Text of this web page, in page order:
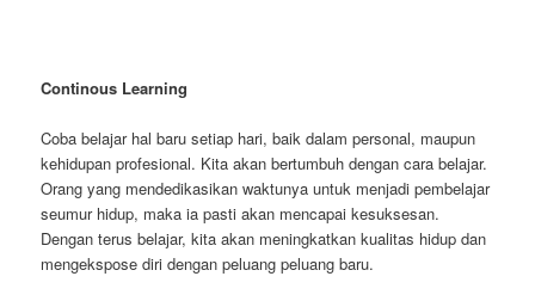
Continous Learning
Coba belajar hal baru setiap hari, baik dalam personal, maupun
kehidupan profesional. Kita akan bertumbuh dengan cara belajar.
Orang yang mendedikasikan waktunya untuk menjadi pembelajar
seumur hidup, maka ia pasti akan mencapai kesuksesan.
Dengan terus belajar, kita akan meningkatkan kualitas hidup dan
mengekspose diri dengan peluang peluang baru.